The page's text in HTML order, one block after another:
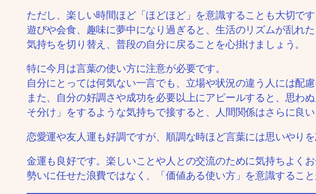
ただし、楽しい時間ほど「ほどほど」を意識することも大切です
遊びや会食、趣味に夢中になり過ぎると、生活のリズムが乱れ
気持ちを切り替え、普段の自分に戻ることを心掛けましょう。
特に今月は言葉の使い方に注意が必要です。
自分にとっては何気ない一言でも、立場や状況の違う人には配
また、自分の好調さや成功を必要以上にアピールすると、思わ
そ分け」をするような気持ちで接すると、人間関係はさらに良い
恋愛運や友人運も好調ですが、順調な時ほど言葉には思いやり
金運も良好です。楽しいことや人との交流のために気持ちよく
勢いに任せた浪費ではなく、「価値ある使い方」を意識するこ